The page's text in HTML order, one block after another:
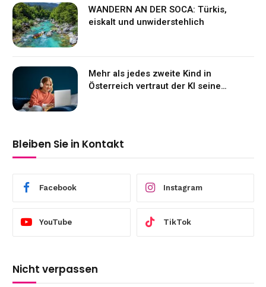
WANDERN AN DER SOCA: Türkis,
eiskalt und unwiderstehlich
Mehr als jedes zweite Kind in
Österreich vertraut der KI seine
Bleiben Sie in Kontakt
Facebook Instagram
YouTube TikTok
Nicht verpassen